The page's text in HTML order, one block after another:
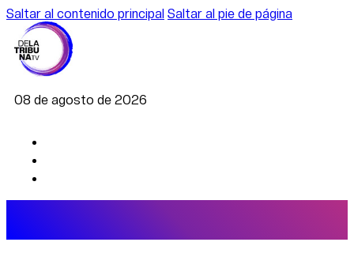
Saltar al contenido principal Saltar al pie de página
08 de agosto de 2026